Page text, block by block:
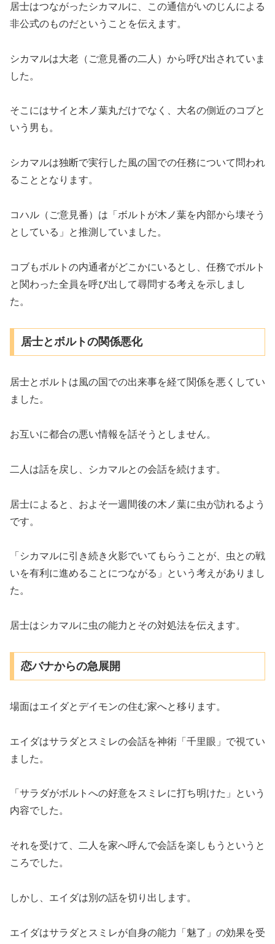
居士はつながったシカマルに、この通信がいのじんによる
非公式のものだということを伝えます。
シカマルは大老（ご意見番の二人）から呼び出されていま
した。
そこにはサイと木ノ葉丸だけでなく、大名の側近のコブと
いう男も。
シカマルは独断で実行した風の国での任務について問われ
ることとなります。
コハル（ご意見番）は「ボルトが木ノ葉を内部から壊そう
としている」と推測していました。
コブもボルトの内通者がどこかにいるとし、任務でボルト
と関わった全員を呼び出して尋問する考えを示しまし
た。
居士とボルトの関係悪化
居士とボルトは風の国での出来事を経て関係を悪くしてい
ました。
お互いに都合の悪い情報を話そうとしません。
二人は話を戻し、シカマルとの会話を続けます。
居士によると、およそ一週間後の木ノ葉に虫が訪れるよう
です。
「シカマルに引き続き火影でいてもらうことが、虫との戦
いを有利に進めることにつながる」という考えがありまし
た。
居士はシカマルに虫の能力とその対処法を伝えます。
恋バナからの急展開
場面はエイダとデイモンの住む家へと移ります。
エイダはサラダとスミレの会話を神術「千里眼」で視てい
ました。
「サラダがボルトへの好意をスミレに打ち明けた」という
内容でした。
それを受けて、二人を家へ呼んで会話を楽しもうというと
ころでした。
しかし、エイダは別の話を切り出します。
エイダはサラダとスミレが自身の能力「魅了」の効果を受